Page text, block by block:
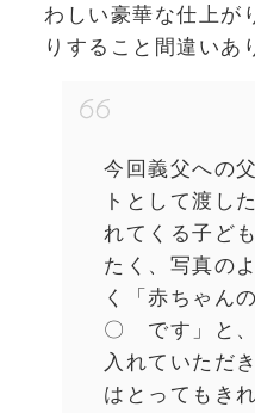
わしい豪華な仕上が
りすること間違いあ
今回義父への
トとして渡し
れてくる子ど
たく、写真の
く「赤ちゃん
〇 です」と
入れていただ
はとってもき